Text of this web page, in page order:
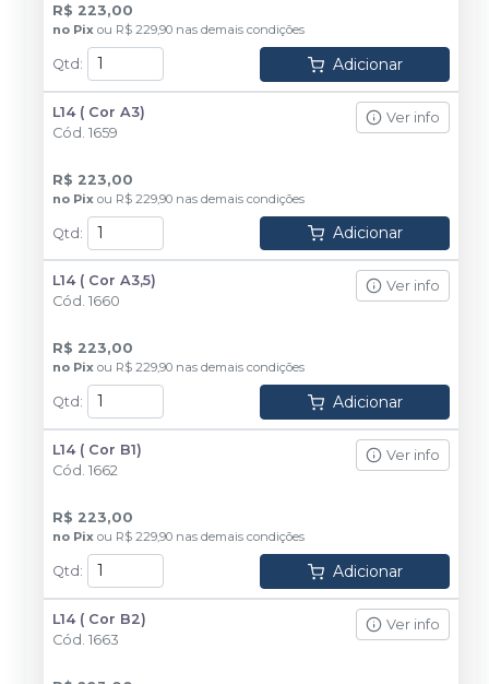
R$ 223,00
no Pix ou R$ 229,90 nas demais condições
Qtd : Adicionar
L14 ( Cor A3)
Cód. 1659
Ver info
R$ 223,00
no Pix ou R$ 229,90 nas demais condições
Qtd: Adicionar
L14 ( Cor A3,5)
Cód. 1660
Ver info
R$ 223,00
no Pix ou R$ 229,90 nas demais condições
Qtd : Adicionar
L14 ( Cor B1)
Cód. 1662
Ver info
R$ 223,00
no Pix ou R$ 229,90 nas demais condições
Qtd : Adicionar
L14 ( Cor B2)
Cód. 1663
Ver info